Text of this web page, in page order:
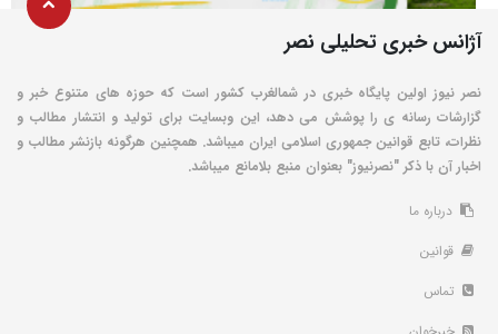
آژانس خبری تحلیلی نصر
نصر نیوز اولین پایگاه خبری در شمالغرب کشور است که حوزه های متنوع خبر و
گزارشات رسانه ی را پوشش می دهد، این وبسایت برای تولید و انتشار مطالب و
نظرات، تابع قوانین جمهوری اسلامی ایران میباشد. همچنین هرگونه بازنشر مطالب و
اخبار آن با ذکر "نصرنیوز" بعنوان منبع بلامانع میباشد.
درباره ما
قوانین
تماس